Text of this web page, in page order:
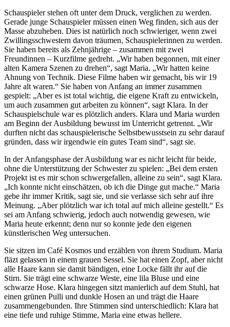
Schauspieler stehen oft unter dem Druck, verglichen zu werden.
Gerade junge Schauspieler müssen einen Weg finden, sich aus der
Masse abzuheben. Dies ist natürlich noch schwieriger, wenn zwei
Zwillingsschwestern davon träumen, Schauspielerinnen zu werden.
Sie haben bereits als Zehnjährige – zusammen mit zwei
Freundinnen – Kurzfilme gedreht. „Wir haben begonnen, mit einer
alten Kamera Szenen zu drehen“, sagt Maria. „Wir hatten keine
Ahnung von Technik. Diese Filme haben wir gemacht, bis wir 19
Jahre alt waren.“ Sie haben von Anfang an immer zusammen
gespielt: „Aber es ist total wichtig, die eigene Kraft zu entwickeln,
um auch zusammen gut arbeiten zu können“, sagt Klara. In der
Schauspielschule war es plötzlich anders. Klara und Maria wurden
am Beginn der Ausbildung bewusst im Unterricht getrennt. „Wir
durften nicht das schauspielerische Selbstbewusstsein zu sehr darauf
gründen, dass wir irgendwie ein gutes Team sind“, sagt sie.
In der Anfangsphase der Ausbildung war es nicht leicht für beide,
ohne die Unterstützung der Schwester zu spielen: „Bei dem ersten
Projekt ist es mir schon schwergefallen, alleine zu sein“, sagt Klara.
„Ich konnte nicht einschätzen, ob ich die Dinge gut mache.“ Maria
gebe ihr immer Kritik, sagt sie, und sie verlasse sich sehr auf ihre
Meinung. „Aber plötzlich war ich total auf mich alleine gestellt.“ Es
sei am Anfang schwierig, jedoch auch notwendig gewesen, wie
Maria heute erkennt; denn nur so konnte jede den eigenen
künstlerischen Weg untersuchen.
Sie sitzen im Café Kosmos und erzählen von ihrem Studium. Maria
fläzt gelassen in einem grauen Sessel. Sie hat einen Zopf, aber nicht
alle Haare kann sie damit bändigen, eine Locke fällt ihr auf die
Stirn. Sie trägt eine schwarze Weste, eine lila Bluse und eine
schwarze Hose. Klara hingegen sitzt manierlich auf dem Stuhl, hat
einen grünen Pulli und dunkle Hosen an und trägt die Haare
zusammengebunden. Ihre Stimmen sind unterschiedlich: Klara hat
eine tiefe und ruhige Stimme, Maria eine etwas hellere.